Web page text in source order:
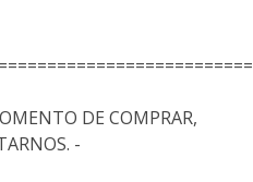
DE COMPRAR,
-